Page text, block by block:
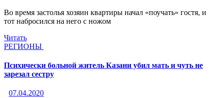
Во время застолья хозяин квартиры начал «поучать» гостя, и
тот набросился на него с ножом
Читать
РЕГИОНЫ
Психически больной житель Казани убил мать и чуть не
зарезал сестру
07.04.2020